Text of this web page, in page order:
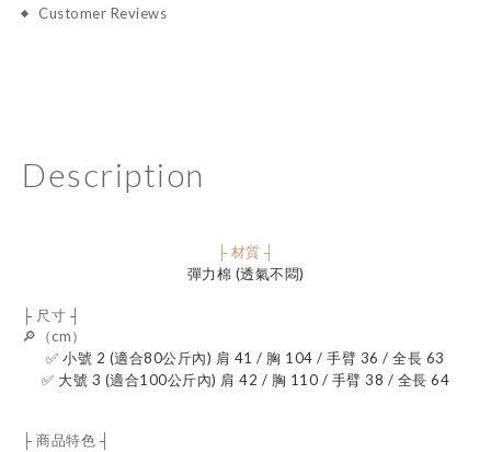
Customer Reviews
Description
├ 材質 ┤
彈力棉 (透氣不悶)
├ 尺寸 ┤
🔎（cm）
✅ 小號 2 (適合80公斤內) 肩 41 / 胸 104 / 手臂 36 / 全長 63
✅ 大號 3 (適合100公斤內) 肩 42 / 胸 110 / 手臂 38 / 全長 64
├ 商品特色 ┤